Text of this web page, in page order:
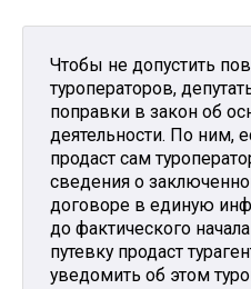
Чтобы не допустить
туроператоров,
поправки в закон об
деятельности. По ним,
продаст сам
сведения о
договоре в единую
до фактического
путевку продаст
уведомить об этом